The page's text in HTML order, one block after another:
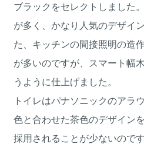
ブラックをセレクトしました
が多く、かなり人気のデザイ
た、キッチンの間接照明の造
が多いのですが、スマート幅
うように仕上げました。
トイレはパナソニックのアラ
色と合わせた茶色のデザイン
採用されることが少ないので